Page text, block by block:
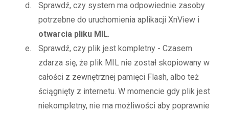
Sprawdź, czy system ma odpowiednie zasoby
potrzebne do uruchomienia aplikacji XnView i
otwarcia pliku MIL.
Sprawdź, czy plik jest kompletny - Czasem
zdarza się, że plik MIL nie został skopiowany w
całości z zewnętrznej pamięci Flash, albo też
ściągnięty z internetu. W momencie gdy plik jest
niekompletny, nie ma możliwości aby poprawnie